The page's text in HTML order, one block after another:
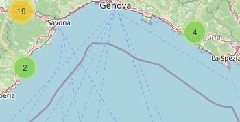
2
4
19